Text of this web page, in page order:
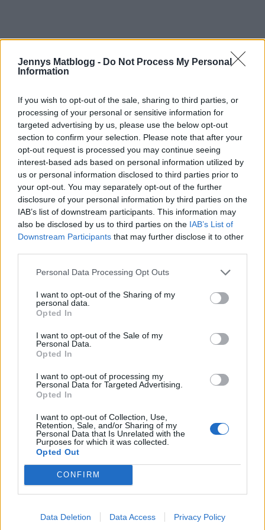
Jennys Matblogg - Do Not Process My Personal
Information
If you wish to opt-out of the sale, sharing to third parties, or
processing of your personal or sensitive information for
targeted advertising by us, please use the below opt-out
section to confirm your selection. Please note that after your
opt-out request is processed you may continue seeing
interest-based ads based on personal information utilized by
us or personal information disclosed to third parties prior to
your opt-out. You may separately opt-out of the further
disclosure of your personal information by third parties on the
IAB’s list of downstream participants. This information may
also be disclosed by us to third parties on the IAB’s List of
Downstream Participants that may further disclose it to other
Personal Data Processing Opt Outs
I want to opt-out of the Sharing of my
personal data.
Opted In
I want to opt-out of the Sale of my
Personal Data.
Opted In
I want to opt-out of processing my
Personal Data for Targeted Advertising.
Opted In
I want to opt-out of Collection, Use,
Retention, Sale, and/or Sharing of my
Personal Data that Is Unrelated with the
Purposes for which it was collected.
Opted Out
CONFIRM
Data Deletion Data Access Privacy Policy
Prenumerera Logga in
COMMENTS
Första advent
Nu är äntligen första advent här,